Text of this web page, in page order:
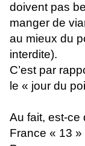
doivent pas
manger de
au mieux du
interdite).
C’est par
le « jour du
Au fait, est-ce
France « 13